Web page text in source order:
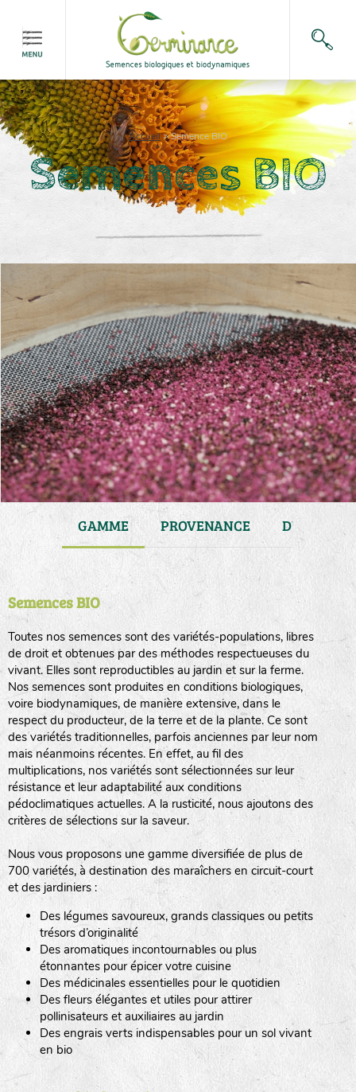
Accueil>Semence BIO
Semences BIO
GAMME PROVENANCE DURÉE DE
Semences BIO
Toutes nos semences sont des variétés-populations, libres
de droit et obtenues par des méthodes respectueuses du
vivant. Elles sont reproductibles au jardin et sur la ferme.
Nos semences sont produites en conditions biologiques,
voire biodynamiques, de manière extensive, dans le
respect du producteur, de la terre et de la plante. Ce sont
des variétés traditionnelles, parfois anciennes par leur nom
mais néanmoins récentes. En effet, au fil des
multiplications, nos variétés sont sélectionnées sur leur
résistance et leur adaptabilité aux conditions
pédoclimatiques actuelles. A la rusticité, nous ajoutons des
critères de sélections sur la saveur.
Nous vous proposons une gamme diversifiée de plus de
700 variétés, à destination des maraîchers en circuit-court
et des jardiniers :
Des légumes savoureux, grands classiques ou petits
trésors d’originalité
Des aromatiques incontournables ou plus
étonnantes pour épicer votre cuisine
Des médicinales essentielles pour le quotidien
Des fleurs élégantes et utiles pour attirer
pollinisateurs et auxiliaires au jardin
Des engrais verts indispensables pour un sol vivant
en bio
haies
zone sauvage
tas de compost
fleurs
animaux domestiques